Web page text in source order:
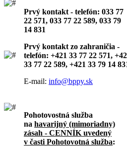
Prvý kontakt - telefón: 033 77
22 571, 033 77 22 589, 033 79
14 831
Prvý kontakt zo zahraničia -
telefón: +421 33 77 22 571,
33 77 22 589, +421 33 79 14
E-mail: info@bppy.sk
Pohotovostná služba
na havarijný (mimoriadny)
zásah - CENNÍK uvedený
v časti Pohotovotná služba: